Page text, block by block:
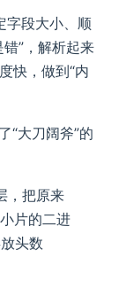
字段大小、顺
”，解析起来
快，做到“内
“大刀阔斧”的
，把原来
片的二进
头数